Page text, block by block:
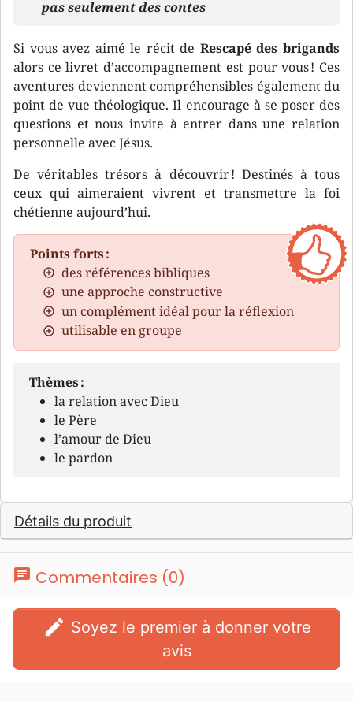
pas seulement des contes
Si vous avez aimé le récit de Rescapé des brigands
alors ce livret d’accompagnement est pour vous ! Ces
aventures deviennent compréhensibles également du
point de vue théologique. Il encourage à se poser des
questions et nous invite à entrer dans une relation
personnelle avec Jésus.
De véritables trésors à découvrir ! Destinés à tous
ceux qui aimeraient vivrent et transmettre la foi
chétienne aujourd’hui.
Points forts :
des références bibliques
une approche constructive
un complément idéal pour la réflexion
utilisable en groupe
Thèmes :
la relation avec Dieu
le Père
l’amour de Dieu
le pardon
Détails du produit
chat Commentaires (0)
edit
avis